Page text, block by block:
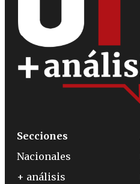
Secciones
Nacionales
+ análisis